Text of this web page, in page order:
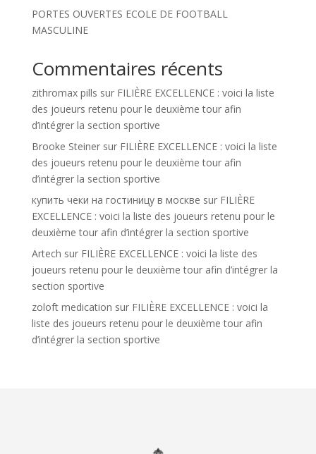
PORTES OUVERTES ECOLE DE FOOTBALL
MASCULINE
Commentaires récents
zithromax pills sur FILIÈRE EXCELLENCE : voici la liste
des joueurs retenu pour le deuxième tour afin
d’intégrer la section sportive
Brooke Steinersur FILIÈRE EXCELLENCE : voici la liste
des joueurs retenu pour le deuxième tour afin
d’intégrer la section sportive
купить чеки на гостиницу в москве sur FILIÈRE
EXCELLENCE : voici la liste des joueurs retenu pour le
deuxième tour afin d’intégrer la section sportive
Artech sur FILIÈRE EXCELLENCE : voici la liste des
joueurs retenu pour le deuxième tour afin d’intégrer la
section sportive
zoloft medication sur FILIÈRE EXCELLENCE : voici la
liste des joueurs retenu pour le deuxième tour afin
d’intégrer la section sportive